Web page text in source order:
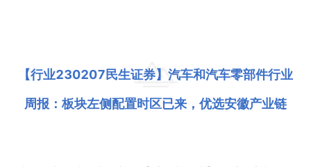
【行业230207民生证券】汽车和汽车零部件行业
周报：板块左侧配置时区已来，优选安徽产业链